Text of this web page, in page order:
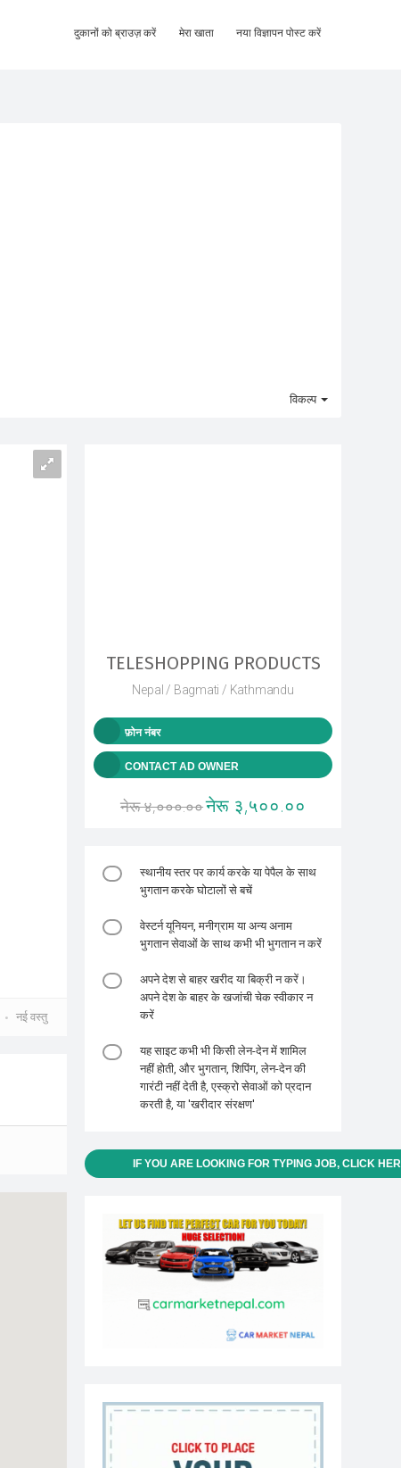
दुकानों को ब्राउज़ करें मेरा खाता नया विज्ञापन पोस्ट करें
विकल्प
नई वस्तु
TELESHOPPING PRODUCTS
Nepal / Bagmati / Kathmandu
फ़ोन नंबर
CONTACT AD OWNER
नेरू ४,०००.००नेरू ३,५००.००
स्थानीय स्तर पर कार्य करके या पेपैल के साथ
भुगतान करके घोटालों से बचें
वेस्टर्न यूनियन, मनीग्राम या अन्य अनाम
भुगतान सेवाओं के साथ कभी भी भुगतान न करें
अपने देश से बाहर खरीद या बिक्री न करें।
अपने देश के बाहर के खजांची चेक स्वीकार न
करें
यह साइट कभी भी किसी लेन-देन में शामिल
नहीं होती, और भुगतान, शिपिंग, लेन-देन की
गारंटी नहीं देती है, एस्क्रो सेवाओं को प्रदान
करती है, या 'खरीदार संरक्षण'
IF YOU ARE LOOKING FOR TYPING JOB, CLICK